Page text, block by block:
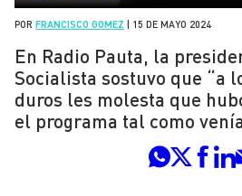
POR FRANCISCO GOMEZ 15 DE MAYO 2024
En Radio Pauta, la
Socialista sostuvo que “a
duros les molesta que
el programa tal como